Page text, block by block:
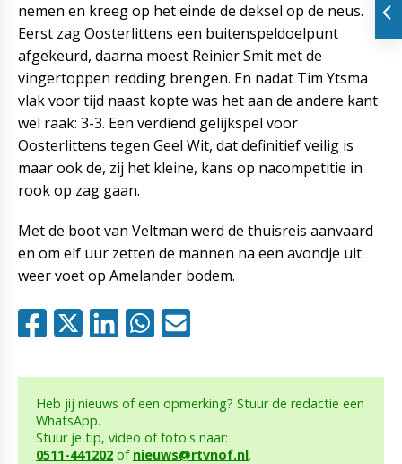
nemen en kreeg op het einde de deksel op de neus.
Eerst zag Oosterlittens een buitenspeldoelpunt
afgekeurd, daarna moest Reinier Smit met de
vingertoppen redding brengen. En nadat Tim Ytsma
vlak voor tijd naast kopte was het aan de andere kant
wel raak: 3-3. Een verdiend gelijkspel voor
Oosterlittens tegen Geel Wit, dat definitief veilig is
maar ook de, zij het kleine, kans op nacompetitie in
rook op zag gaan.
Met de boot van Veltman werd de thuisreis aanvaard
en om elf uur zetten de mannen na een avondje uit
weer voet op Amelander bodem.
Heb jij nieuws of een opmerking? Stuur de redactie een
WhatsApp.
Stuur je tip, video of foto's naar:
0511-441202 of nieuws@rtvnof.nl.